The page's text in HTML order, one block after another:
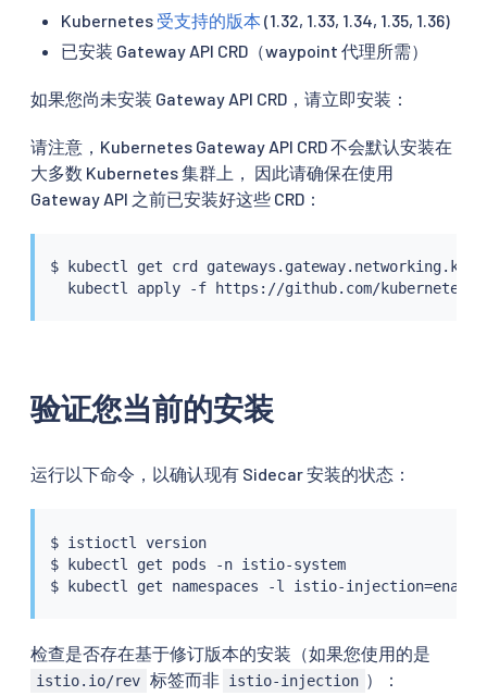
Kubernetes 受支持的版本 (1.32, 1.33, 1.34, 1.35, 1.36)
已安装 Gateway API CRD（waypoint 代理所需）
如果您尚未安装 Gateway API CRD，请立即安装：
请注意，Kubernetes Gateway API CRD 不会默认安装在
大多数 Kubernetes 集群上， 因此请确保在使用
Gateway API 之前已安装好这些 CRD：
$ kubectl
get crd
kubectl
验证您当前的安装
运行以下命令，以确认现有 Sidecar 安装的状态：
$ istioctl
version
$
kubectl
get pods -n istio-system
$
kubectl get namespaces -l istio-injection=
检查是否存在基于修订版本的安装（如果您使用的是
istio.io/rev 标签而非 istio-injection ）：